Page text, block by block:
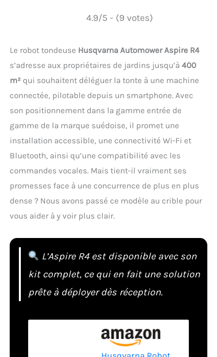
4.9/5 - (9 votes)
Le robot tondeuse Husqvarna Automower Aspire R4
s’adresse aux propriétaires de jardins jusqu’à 400
m² qui souhaitent déléguer la tonte à une machine
connectée, pilotable depuis un smartphone. Avec
son positionnement dans la gamme entrée de
gamme de la marque suédoise, il promet une
installation accessible, une connectivité Wi-Fi et
Bluetooth, ainsi qu’une compatibilité avec les
commandes vocales. Mais tient-il vraiment ses
promesses face à une concurrence de plus en plus
dense ? Nous avons passé ce modèle au crible pour
vous aider à y voir plus clair.
L’Aspire R4 est disponible avec son
kit complet, ce qui en fait une solution
prête à déployer dès réception.